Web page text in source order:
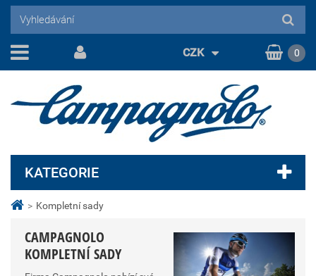
> Kompletní sady
CAMPAGNOLO
KOMPLETNÍ SADY
KATEGORIE
CZK 0